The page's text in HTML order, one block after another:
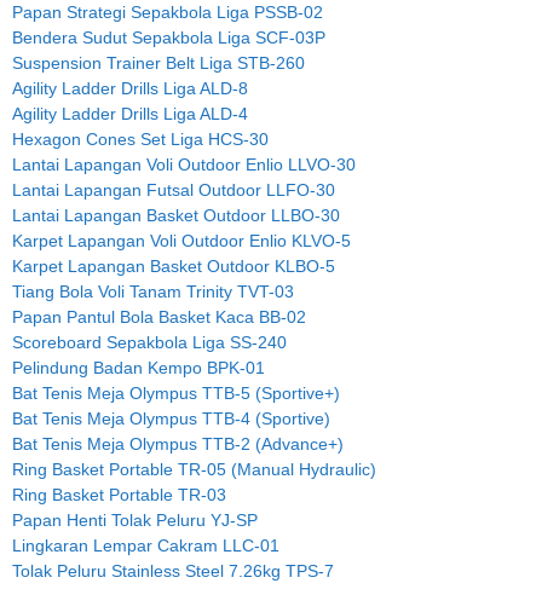
Papan Strategi Sepakbola Liga PSSB-02
Bendera Sudut Sepakbola Liga SCF-03P
Suspension Trainer Belt Liga STB-260
Agility Ladder Drills Liga ALD-8
Agility Ladder Drills Liga ALD-4
Hexagon Cones Set Liga HCS-30
Lantai Lapangan Voli Outdoor Enlio LLVO-30
Lantai Lapangan Futsal Outdoor LLFO-30
Lantai Lapangan Basket Outdoor LLBO-30
Karpet Lapangan Voli Outdoor Enlio KLVO-5
Karpet Lapangan Basket Outdoor KLBO-5
Tiang Bola Voli Tanam Trinity TVT-03
Papan Pantul Bola Basket Kaca BB-02
Scoreboard Sepakbola Liga SS-240
Pelindung Badan Kempo BPK-01
Bat Tenis Meja Olympus TTB-5 (Sportive+)
Bat Tenis Meja Olympus TTB-4 (Sportive)
Bat Tenis Meja Olympus TTB-2 (Advance+)
Ring Basket Portable TR-05 (Manual Hydraulic)
Ring Basket Portable TR-03
Papan Henti Tolak Peluru YJ-SP
Lingkaran Lempar Cakram LLC-01
Tolak Peluru Stainless Steel 7.26kg TPS-7